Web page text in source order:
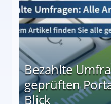
Bezahlte
geprüften
Blick